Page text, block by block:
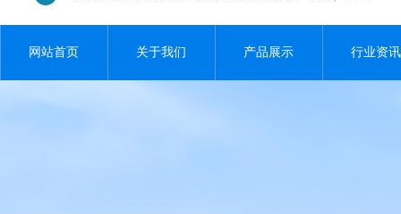
网站首页 关于我们 产品展示 行业资讯